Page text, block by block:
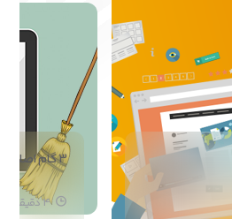
3 گام اصلی به منظور تمیز کردن وردپرس
4 دقیقه زمان مطالعه